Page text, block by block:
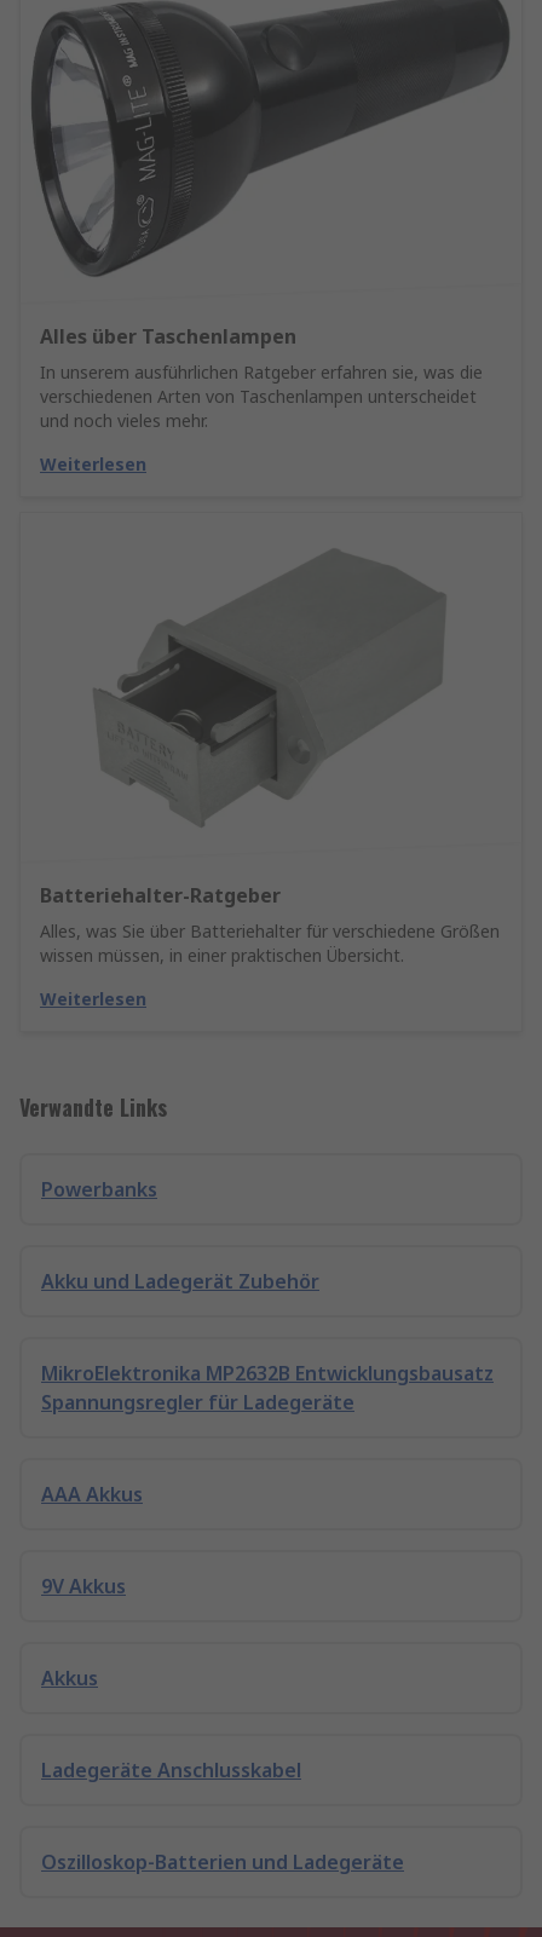
Alles über Taschenlampen
In unserem ausführlichen Ratgeber erfahren sie, was die
verschiedenen Arten von Taschenlampen unterscheidet
und noch vieles mehr.
Weiterlesen
Batteriehalter-Ratgeber
Alles, was Sie über Batteriehalter für verschiedene Größen
wissen müssen, in einer praktischen Übersicht.
Weiterlesen
Verwandte Links
Powerbanks
Akku und Ladegerät Zubehör
MikroElektronika MP2632B Entwicklungsbausatz
Spannungsregler für Ladegeräte
AAA Akkus
9V Akkus
Akkus
Ladegeräte Anschlusskabel
Oszilloskop-Batterien und Ladegeräte